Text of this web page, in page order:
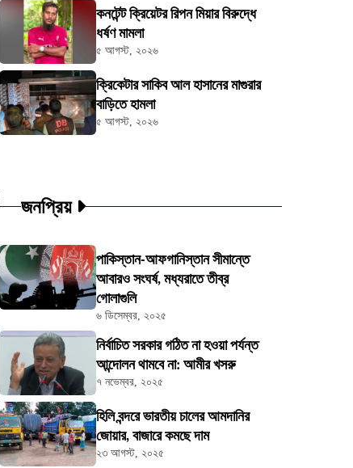
কনটেন্ট ক্রিয়েটর রিপন মিয়ার বিরুদ্ধে
ধর্ষণ মামলা
৫ আগস্ট, ২০২৬
ক্রিকেটার সাকিব আল হাসানের মাগুরার
বাড়িতে হামলা
৫ আগস্ট, ২০২৬
জনপ্রিয়
পাকিস্তান-আফগানিস্তান সীমান্তে
আবারও সংঘর্ষ, মধ্যরাতে তীব্র
গোলাগুলি
৬ ডিসেম্বর, ২০২৫
নির্বাচিত সরকার গঠিত না হওয়া পর্যন্ত
আন্দোলন থামবে না: আমীর খসরু
৭ নভেম্বর, ২০২৫
হিলি বন্দরে ভারতীয় চালের আমদানির
জোয়ার, বাজারে কমছে দাম
২৩ আগস্ট, ২০২৫